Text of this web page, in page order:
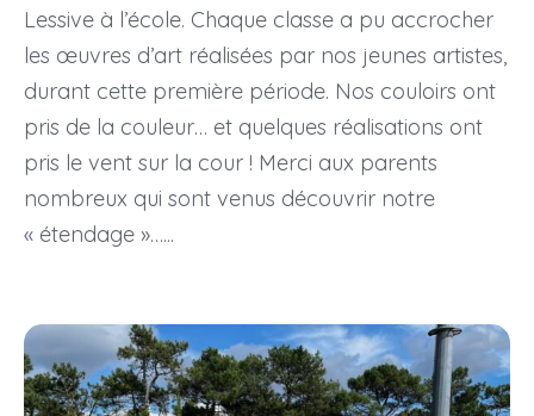
Lessive à l’école. Chaque classe a pu accrocher
les œuvres d’art réalisées par nos jeunes artistes,
durant cette première période. Nos couloirs ont
pris de la couleur… et quelques réalisations ont
pris le vent sur la cour ! Merci aux parents
nombreux qui sont venus découvrir notre
« étendage »…...